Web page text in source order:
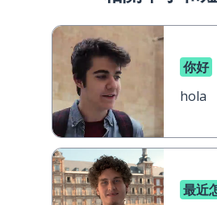
你好
hola
最近